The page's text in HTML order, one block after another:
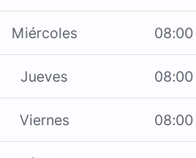
Miércoles 08:00
Jueves 08:00
Viernes 08:00